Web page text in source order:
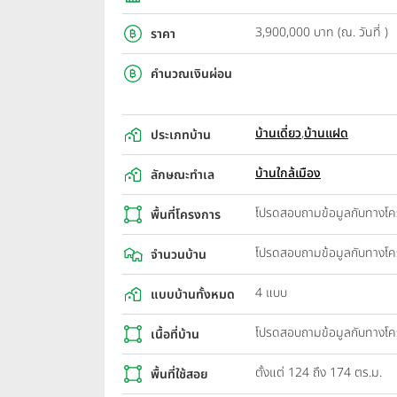
ราคา 3,900,000 บาท (ณ. วันที่ )
คำนวณเงินผ่อน
ประเภทบ้าน บ้านเดี่ยว,บ้านแฝด
ลักษณะทำเล บ้านใกล้เมือง
พื้นที่โครงการ โปรดสอบถามข้อมูลกับทางโ
จำนวนบ้าน โปรดสอบถามข้อมูลกับทางโ
แบบบ้านทั้งหมด 4 แบบ
เนื้อที่บ้าน โปรดสอบถามข้อมูลกับทางโ
พื้นที่ใช้สอย ตั้งแต่ 124 ถึง 174 ตร.ม.